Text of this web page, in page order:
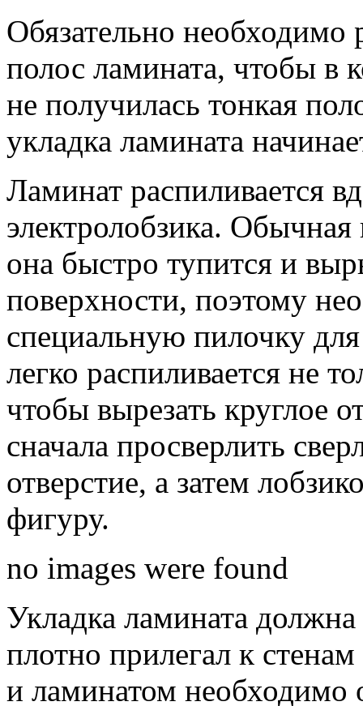
Обязательно необходимо
полос ламината, чтобы в
не получилась тонкая
укладка ламината
Ламинат распиливается
электролобзика.
она быстро тупится и
поверхности, поэтому
специальную пилочку
легко распиливается не
чтобы вырезать круглое
сначала просверлить
отверстие, а затем
фигуру.
no images were found
Укладка ламината
плотно прилегал к
и ламинатом необходимо